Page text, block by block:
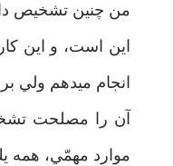
من چنين تشخيص
اين است، و اين
انجام مي­دهم ولي
آن را مصلحت
موارد مهمّي، همه